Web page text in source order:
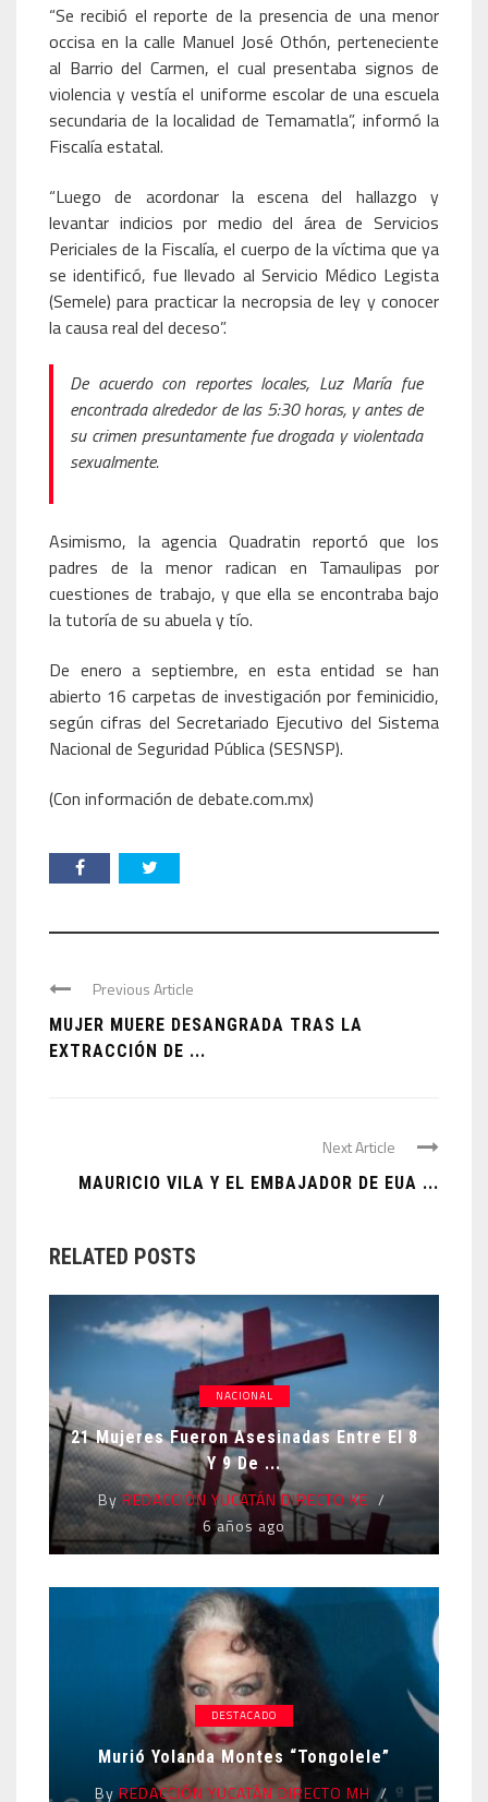
“Se recibió el reporte de la presencia de una menor
occisa en la calle Manuel José Othón, perteneciente
al Barrio del Carmen, el cual presentaba signos de
violencia y vestía el uniforme escolar de una escuela
secundaria de la localidad de Temamatla”, informó la
Fiscalía estatal.
“Luego de acordonar la escena del hallazgo y
levantar indicios por medio del área de Servicios
Periciales de la Fiscalía, el cuerpo de la víctima que ya
se identificó, fue llevado al Servicio Médico Legista
(Semele) para practicar la necropsia de ley y conocer
la causa real del deceso”.
De acuerdo con reportes locales, Luz María fue
encontrada alrededor de las 5:30 horas, y antes de
su crimen presuntamente fue drogada y violentada
sexualmente.
Asimismo, la agencia Quadratin reportó que los
padres de la menor radican en Tamaulipas por
cuestiones de trabajo, y que ella se encontraba bajo
la tutoría de su abuela y tío.
De enero a septiembre, en esta entidad se han
abierto 16 carpetas de investigación por feminicidio,
según cifras del Secretariado Ejecutivo del Sistema
Nacional de Seguridad Pública (SESNSP).
(Con información de debate.com.mx)
Previous Article
MUJER MUERE DESANGRADA TRAS LA
EXTRACCIÓN DE ...
Next Article
MAURICIO VILA Y EL EMBAJADOR DE EUA ...
RELATED POSTS
NACIONAL
21 Mujeres Fueron Asesinadas Entre El 8
Y 9 De ...
By REDACCIÓN YUCATÁN DIRECTO KE
6 años ago
DESTACADO
Murió Yolanda Montes “Tongolele”
ByREDACCIÓN YUCATÁN DIRECTO MH